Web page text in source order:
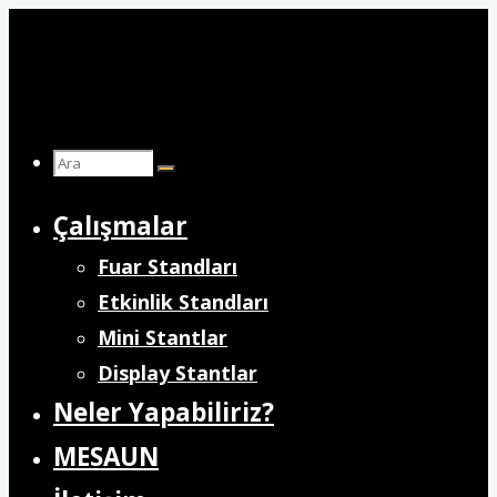
Arama:
Çalışmalar
Fuar Standları
Etkinlik Standları
Mini Stantlar
Display Stantlar
Neler Yapabiliriz?
MESAUN